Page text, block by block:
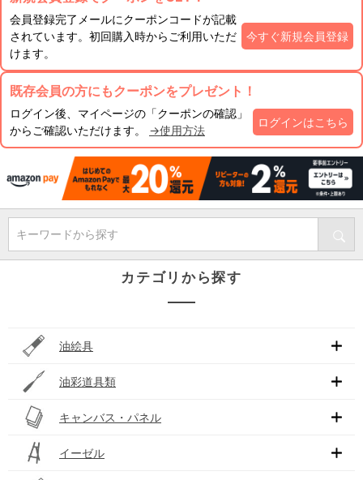
会員登録完了メールにクーポンコードが記載
されています。初回購入時からご利用いただ
けます。
今すぐ新規会員登録
既存会員の方にもクーポンをプレゼント！
ログイン後、マイページの「クーポンの確認」
からご確認いただけます。 →使用方法
ログインはこちら
キーワードから探す
カテゴリから探す
油絵具
油彩道具類
キャンバス・パネル
イーゼル